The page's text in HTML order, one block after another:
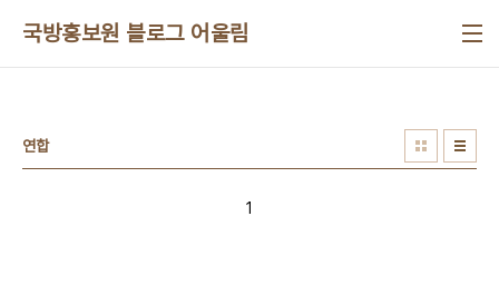
국방홍보원 블로그 어울림
연합
1